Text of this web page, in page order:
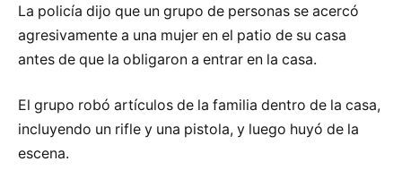
La policía dijo que un grupo de personas se acercó
agresivamente a una mujer en el patio de su casa
antes de que la obligaron a entrar en la casa.
El grupo robó artículos de la familia dentro de la casa,
incluyendo un rifle y una pistola, y luego huyó de la
escena.